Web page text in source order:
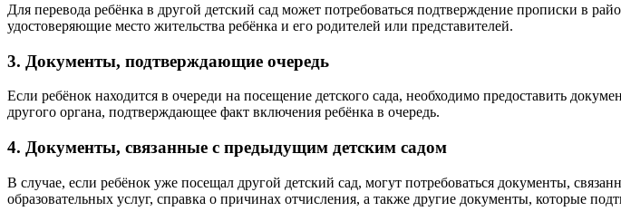
Для перевода ребёнка в другой детский сад может потребоваться подтверждение прописки в
удостоверяющие место жительства ребёнка и его родителей или представителей.
3. Документы, подтверждающие очередь
Если ребёнок находится в очереди на посещение детского сада, необходимо предоставить
другого органа, подтверждающее факт включения ребёнка в очередь.
4. Документы, связанные с предыдущим детским садом
В случае, если ребёнок уже посещал другой детский сад, могут потребоваться документы,
образовательных услуг, справка о причинах отчисления, а также другие документы, которые